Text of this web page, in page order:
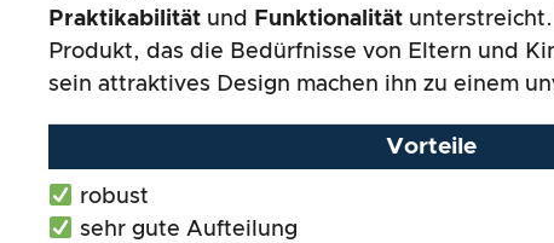
Praktikabilität und Funktionalität
Produkt, das die Bedürfnisse von Eltern und
sein attraktives Design machen ihn zu einem
Vorteile
robust
sehr gute Aufteilung